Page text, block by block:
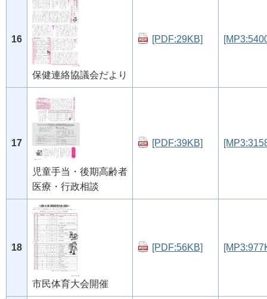
16
保健連絡協議会だより
[PDF:29KB]
17
児童手当・後期高齢者
医療・行政相談
[PDF:39KB]
18
市民体育大会開催
[PDF:56KB]